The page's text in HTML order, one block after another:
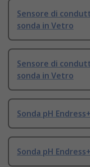
Sensore di
sonda in Vetro
Sensore di
sonda in Vetro
Sonda pH
Sonda pH